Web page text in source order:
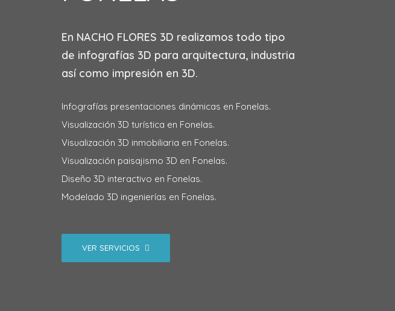
En NACHO FLORES 3D realizamos todo tipo
de infografías 3D para arquitectura, industria
así como impresión en 3D.
Infografías presentaciones dinámicas en Fonelas.
Visualización 3D turística en Fonelas.
Visualización 3D inmobiliaria en Fonelas.
Visualización paisajismo 3D en Fonelas.
Diseño 3D interactivo en Fonelas.
Modelado 3D ingenierías en Fonelas.
VER SERVICIOS